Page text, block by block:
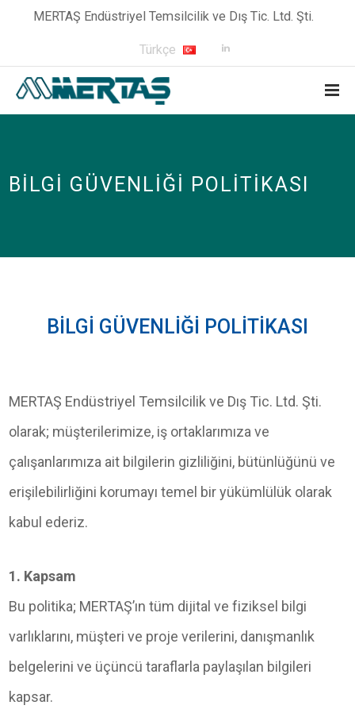
MERTAŞ Endüstriyel Temsilcilik ve Dış Tic. Ltd. Şti.
Türkçe
BILGI GÜVENLIĞI POLITIKASI
BİLGİ GÜVENLİĞİ POLİTİKASI
MERTAŞ Endüstriyel Temsilcilik ve Dış Tic. Ltd. Şti.
olarak; müşterilerimize, iş ortaklarımıza ve
çalışanlarımıza ait bilgilerin gizliliğini, bütünlüğünü ve
erişilebilirliğini korumayı temel bir yükümlülük olarak
kabul ederiz.
1. Kapsam
Bu politika; MERTAŞ’ın tüm dijital ve fiziksel bilgi
varlıklarını, müşteri ve proje verilerini, danışmanlık
belgelerini ve üçüncü taraflarla paylaşılan bilgileri
kapsar.